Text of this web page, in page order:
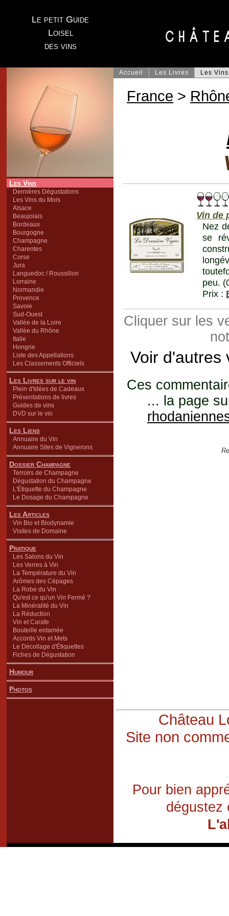
Le petit Guide
Loisel
des vins
Les Vins
Dernières Dégustations
Les Vins du Mois
Alsace
Beaujolais
Bordeaux
Bourgogne
Champagne
Charentes
Corse
Jura
Languedoc / Roussillon
Lorraine
Normandie
Provence
Savoie
Sud-Ouest
Vallée de la Loire
Vallée du Rhône
Italie
Hongrie
Liste des Appellations
Les Classements Officiels
Les Livres sur le vin
Plein d'Idées de Cadeaux
Présentations de livres
Guides de vins
DVD sur le vin
Les Liens
Annuaire du Vin
Annuaire Sites de Vignerons
Dossier Champagne
Terroirs de Champagne
Dégustation du Champagne
L'Étiquette du Champagne
Le Dosage du Champagne
Les Articles
Vin Bio et Biodynamie
Visites de Domaine
Pratique
Les Salons du Vin
Les Verres à Vin
La Température du Vin
Arômes des Cépages
La Robe du Vin
Qu'est ce qu'un Vin Fermé ?
La Minéralité du Vin
La Réduction
Vin et Carafe
Bouteille entamée
Accords Vin et Mets
Le Décollage d'Étiquettes
Fiches de Dégustation
Humour
Photos
Accueil Les Livres Les Vins
France >
Vin de
Nez
se
peu.
Prix :
Cliquer sur les
Voir
Ces
... la page
Château
Site non
Pour bien
dégustez